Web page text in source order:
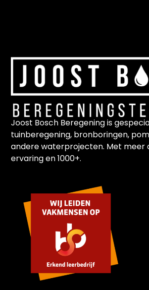
Joost Bosch Beregening is
tuinberegening, bronboringen,
andere waterprojecten. Met meer
ervaring en 1000+.